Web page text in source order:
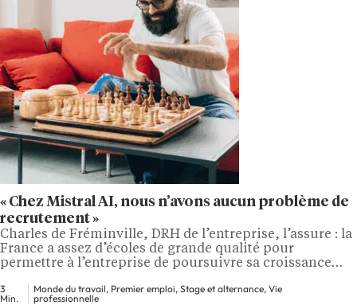
« Chez Mistral AI, nous n’avons aucun problème de
recrutement »
Charles de Fréminville, DRH de l’entreprise, l’assure : la
France a assez d’écoles de grande qualité pour
permettre à l’entreprise de poursuivre sa croissance
3
Min.
Monde du travail, Premier emploi, Stage et alternance, Vie
professionnelle